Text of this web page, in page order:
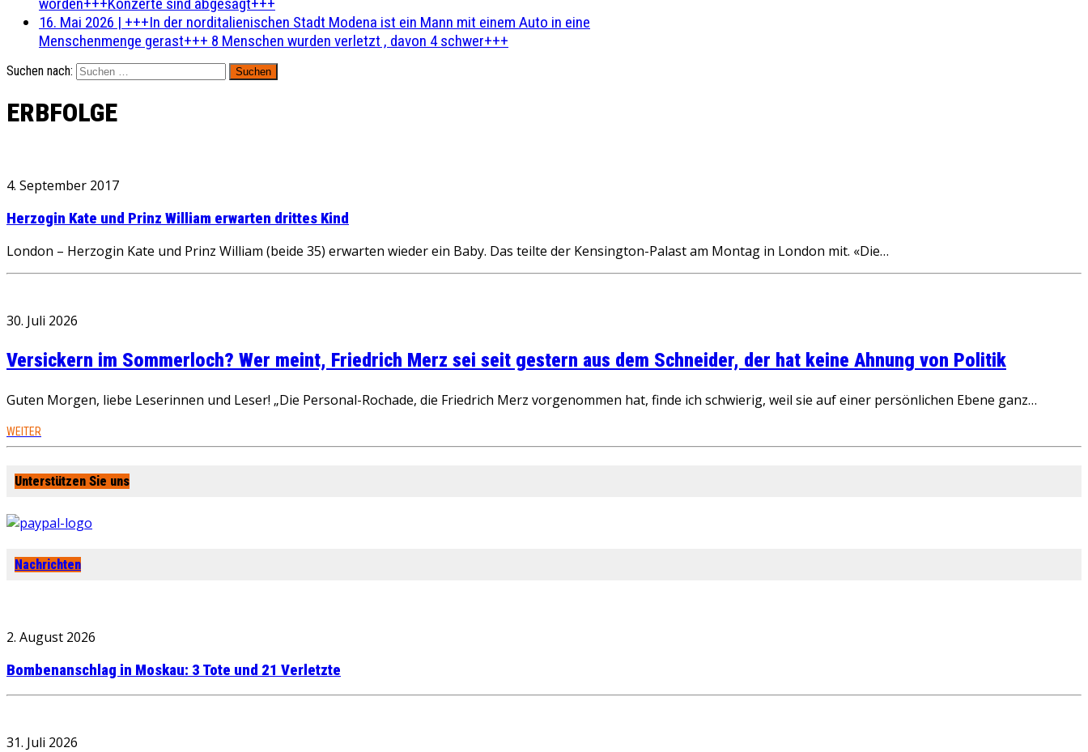
16. Mai 2026 | +++In der norditalienischen Stadt Modena ist ein Mann mit einem Auto in eine
Menschenmenge gerast+++ 8 Menschen wurden verletzt , davon 4 schwer+++
Suchen nach:
ERBFOLGE
4. September 2017
Herzogin Kate und Prinz William erwarten drittes Kind
London – Herzogin Kate und Prinz William (beide 35) erwarten wieder ein Baby. Das teilte der Kensington-Palast am Montag in London mit. «Die…
30. Juli 2026
Versickern im Sommerloch? Wer meint, Friedrich Merz sei seit gestern aus dem Schneider, der hat keine Ahnung von Politik
Guten Morgen, liebe Leserinnen und Leser! „Die Personal-Rochade, die Friedrich Merz vorgenommen hat, finde ich schwierig, weil sie auf einer persönlichen Ebene ganz…
WEITER
Unterstützen Sie uns
Nachrichten
2. August 2026
Bombenanschlag in Moskau: 3 Tote und 21 Verletzte
31. Juli 2026